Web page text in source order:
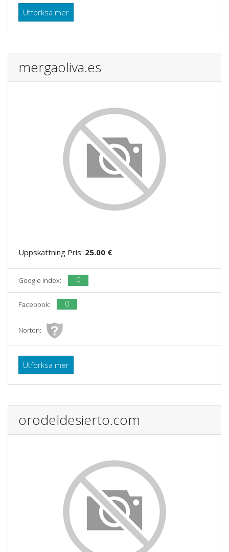
Utforksa mer
mergaoliva.es
Uppskattning Pris: 25.00 €
Google Index: 0
Facebook: 0
Norton:
Utforksa mer
orodeldesierto.com